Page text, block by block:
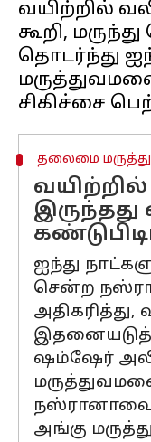
வயிற்றில்
கூறி,
தொடர்ந்து
தலைமை
ஐந்து
சென்ற
அதிகரித்து,
ஷம்ஷேர்
நஸ்ரானாவை
அங்கு